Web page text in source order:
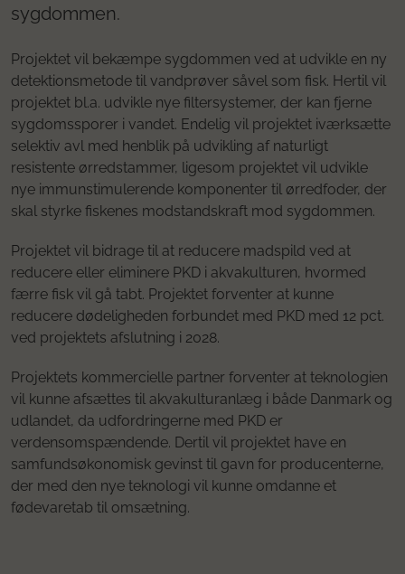
sygdommen.
Projektet vil bekæmpe sygdommen ved at udvikle en ny
detektionsmetode til vandprøver såvel som fisk. Hertil vil
projektet bl.a. udvikle nye filtersystemer, der kan fjerne
sygdomssporer i vandet. Endelig vil projektet iværksætte
selektiv avl med henblik på udvikling af naturligt
resistente ørredstammer, ligesom projektet vil udvikle
nye immunstimulerende komponenter til ørredfoder, der
skal styrke fiskenes modstandskraft mod sygdommen.
Projektet vil bidrage til at reducere madspild ved at
reducere eller eliminere PKD i akvakulturen, hvormed
færre fisk vil gå tabt. Projektet forventer at kunne
reducere dødeligheden forbundet med PKD med 12 pct.
ved projektets afslutning i 2028.
Projektets kommercielle partner forventer at teknologien
vil kunne afsættes til akvakulturanlæg i både Danmark og
udlandet, da udfordringerne med PKD er
verdensomspændende. Dertil vil projektet have en
samfundsøkonomisk gevinst til gavn for producenterne,
der med den nye teknologi vil kunne omdanne et
fødevaretab til omsætning.